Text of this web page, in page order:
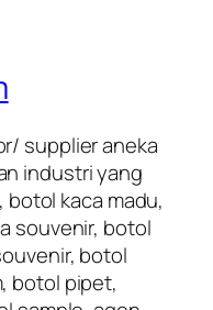
supplier aneka
industri yang
kaca madu,
souvenir, botol
botol
botol pipet,